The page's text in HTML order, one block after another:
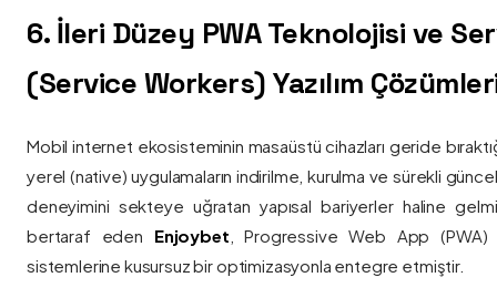
6. İleri Düzey PWA Teknolojisi ve
(Service Workers) Yazılım
Mobil internet ekosisteminin masaüstü cihazları geride
yerel (native) uygulamaların indirilme, kurulma ve sürekli
deneyimini sekteye uğratan yapısal bariyerler haline
bertaraf eden Enjoybet , Progressive Web App (PWA)
sistemlerine kusursuz bir optimizasyonla entegre etmiştir.